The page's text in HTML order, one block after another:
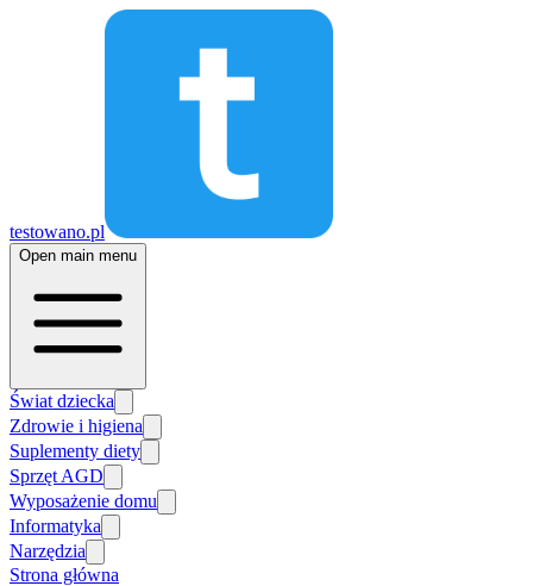
testowano.pl
Open main menu
Świat dziecka
Zdrowie i higiena
Suplementy diety
Sprzęt AGD
Wyposażenie domu
Informatyka
Narzędzia
Strona główna